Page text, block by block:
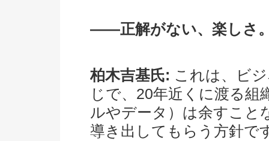
――正解がない、楽しさ
柏木吉基氏: これは、ビ
じで、20年近くに渡る組
ルやデータ）は余すこと
導き出してもらう方針で